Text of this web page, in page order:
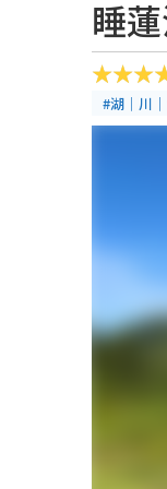
睡
#湖｜川